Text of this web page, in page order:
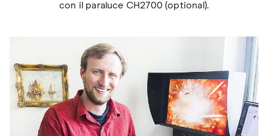
con il paraluce CH2700 (optional).